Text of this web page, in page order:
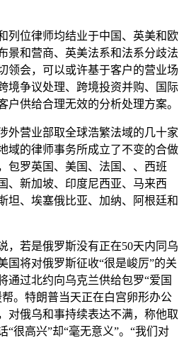
位律师均结业于中国、英美和欧
景和营商、英美法系和法系分歧法
领会，可以或许基于客户的营业场
境争议处理、跨境投资并购、国际
户供给合理无效的分析处理方案。
营业部取全球浩繁法域的几十家
域的律师事务所成立了不变的合做
包罗英国、美国、法国、、西班
、新加坡、印度尼西亚、马来西
坦、埃塞俄比亚、加纳、阿根廷和
若是俄罗斯没有正在50天内同乌
国将对俄罗斯征收“很是峻厉”的关
通过北约向乌克兰供给包罗“爱国
。特朗普当天正在白宫卵形办公
对俄乌和事持续表达不满，称他取
“很高兴”却“毫无意义”。“我们对